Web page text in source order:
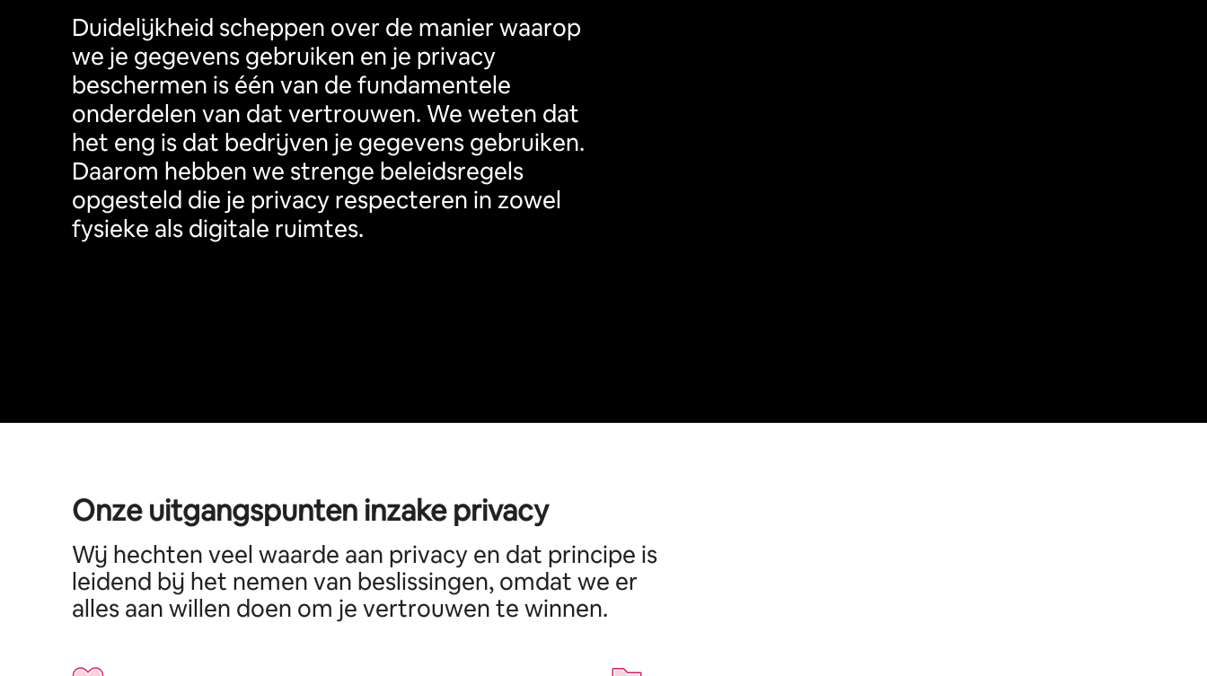
Duidelijkheid scheppen over de manier waarop
we je gegevens gebruiken en je privacy
beschermen is één van de fundamentele
onderdelen van dat vertrouwen. We weten dat
het eng is dat bedrijven je gegevens gebruiken.
Daarom hebben we strenge beleidsregels
opgesteld die je privacy respecteren in zowel
fysieke als digitale ruimtes.
Onze uitgangspunten inzake privacy
Wij hechten veel waarde aan privacy en dat principe is
leidend bij het nemen van beslissingen, omdat we er
alles aan willen doen om je vertrouwen te winnen.